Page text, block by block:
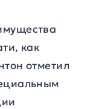
как
отметил